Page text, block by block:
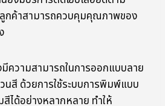
กค้าสามารถควบคุมคุณภาพของ
ความสามารถในการออกแบบลาย
สี ด้วยการใช้ระบบการพิมพ์แบบ
ได้อย่างหลากหลาย ทำให้